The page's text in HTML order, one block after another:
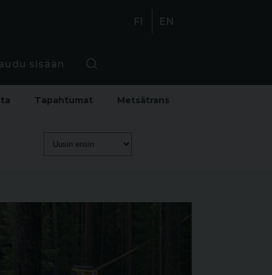
FI EN
sisään
Tapahtumat Metsätrans